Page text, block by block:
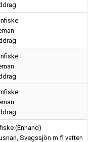
(Enhand)
Svegssjön m fl vatten